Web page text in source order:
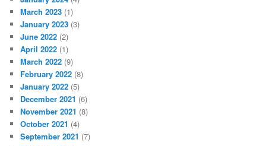
March 2023 (1)
January 2023 (3)
June 2022 (2)
April 2022 (1)
March 2022 (9)
February 2022 (8)
January 2022 (5)
December 2021 (6)
November 2021 (8)
October 2021 (4)
September 2021 (7)